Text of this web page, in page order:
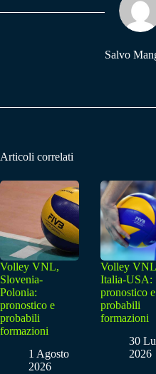
pp m
Salvo
Articoli correlati
Volley VNL,
Slovenia-
Polonia:
pronostico e
probabili
formazioni
1 Agosto
2026
Volley
Italia-USA:
pronostico e
probabili
formazioni
30
2026